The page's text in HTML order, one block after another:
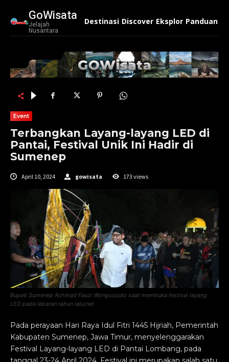
GoWisata
Jelajah
Nusantara
Destinasi Discover Eksplor Panduan
Event
Terbangkan Layang-layang LED di
Pantai, Festival Unik Ini Hadir di
Sumenep
April 10, 2024 gowisata 173 views
Bupati Sumenep Achmad Fauzi Wongsojudo saat membuka festival layang
LED pada lebaran tahun lalu/net
Pada perayaan Hari Raya Idul Fitri 1445 Hijriah, Pemerintah
Kabupaten Sumenep, Jawa Timur, menyelenggarakan
Festival Layang-layang LED di Pantai Lombang, pada